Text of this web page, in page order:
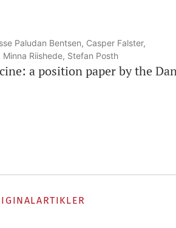
Paludan Bentsen, Casper Falster,
Riishede, Stefan Posth
a position paper by the